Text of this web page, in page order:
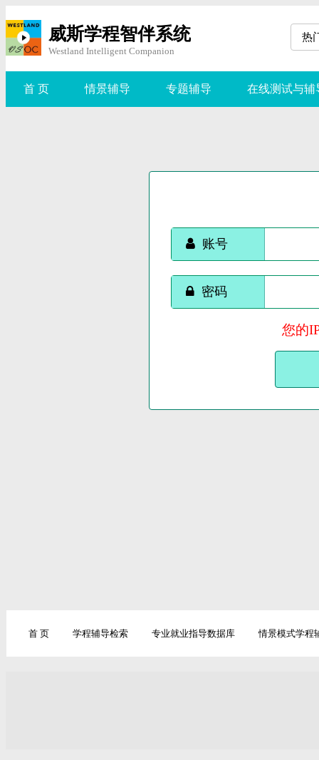
威斯学程智伴系统
Westland Intelligent Companion
热
首 页 情景辅导 专题辅导 在线测试与辅
账号
密码
您的
首 页 学程辅导检索 专业就业指导数据库 情景模式学程